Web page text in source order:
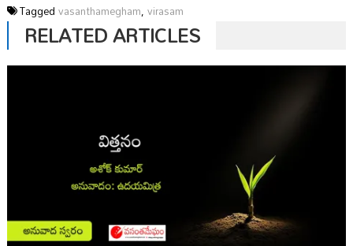
Taggedvasanthamegham,virasam
RELATED ARTICLES